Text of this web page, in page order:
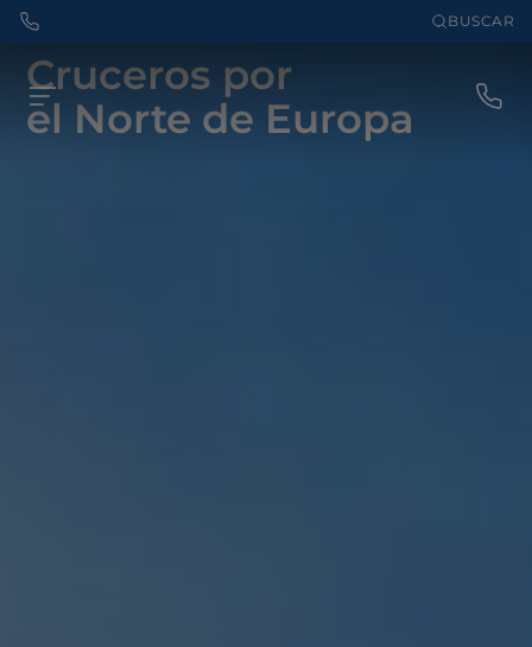
BUSCAR
Cruceros por
el Norte de Europa